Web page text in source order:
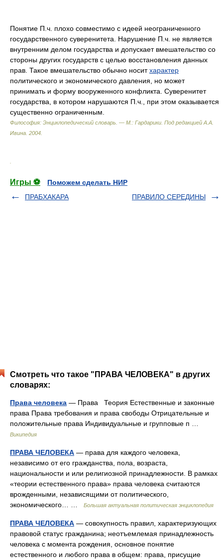
Понятие П.ч. плохо совместимо с идеей неограниченного
государственного суверенитета. Нарушение П.ч. не является
внутренним делом государства и допускает вмешательство со
стороны других государств с целью восстановления данных
прав. Такое вмешательство обычно носитхарактер
политического и экономического давления, но может
принимать и форму вооруженного конфликта. Суверенитет
государства, в котором нарушаются П.ч., при этом оказывается
существенно ограниченным.
Философия: Энциклопедический словарь. — М.: Гардарики Под редакцией А.А.
Ивина 2004
Игры ⚽
Поможем сделать НИР
ПРАБХАКАРА
ПРАВИЛО СЕРЕДИНЫ
Смотреть что такое "ПРАВА ЧЕЛОВЕКА" в других
словарях:
Права человека — Права Теория Естественные и законные
права Права требования и права свободы Отрицательные и
положительные права Индивидуальные и групповые п …
Википедия
ПРАВА ЧЕЛОВЕКА — права для каждого человека,
независимо от его гражданства, пола, возраста,
национальности и или религиозной принадлежности. В рамках
«теории естественного права» права человека считаются
врожденными, независящими от политического,
экономического… …
Большая актуальная политическая энциклопедия
ПРАВА ЧЕЛОВЕКА — совокупность правил, характеризующих
правовой статус гражданина; неотъемлемая принадлежность
человека с момента рождения, основное понятие
естественного и любого права в общем: права, присущие